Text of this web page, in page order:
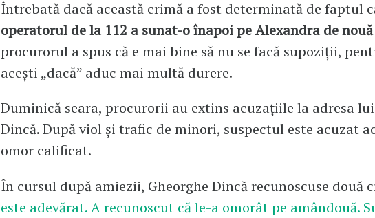
Întrebată dacă această crimă a fost determinată de faptul
operatorul de la 112 a sunat-o înapoi pe Alexandra de
procurorul a spus că e mai bine să nu se facă supoziții,
acești „dacă” aduc mai multă durere.
Duminică seara, procurorii au extins acuzațiile la adresa
Dincă. După viol și trafic de minori, suspectul este acuzat
omor calificat.
În cursul după amiezii, Gheorghe Dincă recunoscuse două
este adevărat. A recunoscut că le-a omorât pe amândouă.